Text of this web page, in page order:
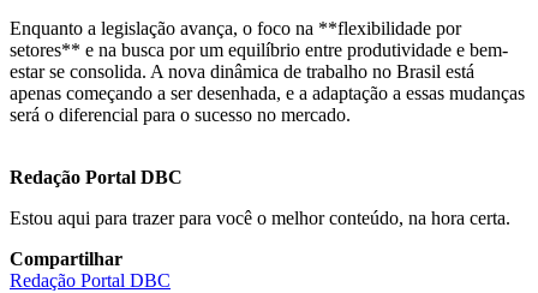
Enquanto a legislação avança, o foco na **flexibilidade por
setores** e na busca por um equilíbrio entre produtividade e bem-
estar se consolida. A nova dinâmica de trabalho no Brasil está
apenas começando a ser desenhada, e a adaptação a essas mudanças
será o diferencial para o sucesso no mercado.
Redação Portal DBC
Estou aqui para trazer para você o melhor conteúdo, na hora certa.
Compartilhar
Redação Portal DBC